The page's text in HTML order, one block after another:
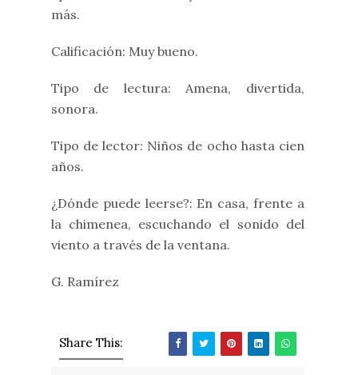
más.
Calificación: Muy bueno.
Tipo de lectura: Amena, divertida,
sonora.
Tipo de lector: Niños de ocho hasta cien
años.
¿Dónde puede leerse?: En casa, frente a
la chimenea, escuchando el sonido del
viento a través de la ventana.
G. Ramírez
Share This: